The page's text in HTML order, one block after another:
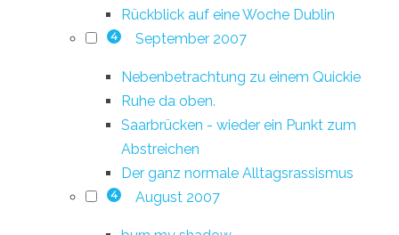
Rückblick auf eine Woche Dublin
4 September 2007
Nebenbetrachtung zu einem Quickie
Ruhe da oben.
Saarbrücken - wieder ein Punkt zum
Abstreichen
Der ganz normale Alltagsrassismus
4 August 2007